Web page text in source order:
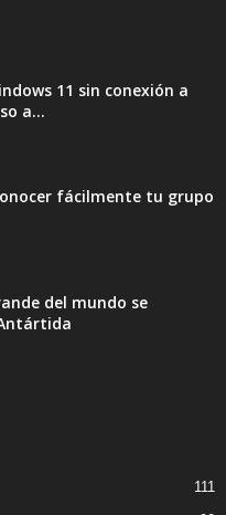
11 sin conexión a
a...
fácilmente tu grupo
del mundo se
111